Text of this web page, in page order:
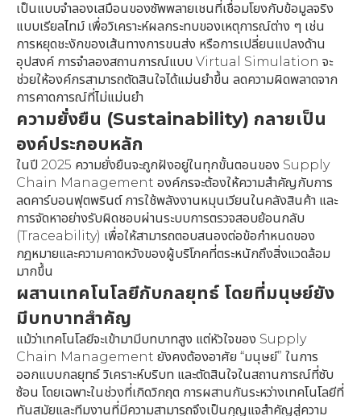
เป็นแบบจำลองเสมือนของซัพพลายเชนที่เชื่อมโยงกับข้อมูลจริง
แบบเรียลไทม์ เพื่อวิเคราะห์ผลกระทบของเหตุการณ์ต่าง ๆ เช่น
การหยุดชะงักของเส้นทางการขนส่ง หรือการเปลี่ยนแปลงด้าน
อุปสงค์ การจำลองสถานการณ์แบบ Virtual Simulation จะ
ช่วยให้องค์กรสามารถตัดสินใจได้แม่นยำขึ้น ลดความผิดพลาดจาก
การคาดการณ์ที่ไม่แม่นยำ
ความยั่งยืน (Sustainability) กลายเป็น
องค์ประกอบหลัก
ในปี 2025 ความยั่งยืนจะถูกฝังอยู่ในทุกขั้นตอนของ Supply
Chain Management องค์กรจะต้องให้ความสำคัญกับการ
ลดคาร์บอนฟุตพรินต์ การใช้พลังงานหมุนเวียนในคลังสินค้า และ
การจัดหาอย่างรับผิดชอบผ่านระบบการตรวจสอบย้อนกลับ
(Traceability) เพื่อให้สามารถตอบสนองต่อข้อกำหนดของ
กฎหมายและความคาดหวังของผู้บริโภคที่ตระหนักถึงสิ่งแวดล้อม
มากขึ้น
ผสานเทคโนโลยีกับกลยุทธ์ โดยที่มนุษย์ยัง
มีบทบาทสำคัญ
แม้ว่าเทคโนโลยีจะเข้ามามีบทบาทสูง แต่หัวใจของ Supply
Chain Management ยังคงต้องอาศัย “มนุษย์” ในการ
ออกแบบกลยุทธ์ วิเคราะห์บริบท และตัดสินใจในสถานการณ์ที่ซับ
ซ้อน โดยเฉพาะในช่วงที่เกิดวิกฤต การผสานกันระหว่างเทคโนโลยีที่
ทันสมัยและทีมงานที่มีความสามารถจึงเป็นกุญแจสำคัญสู่ความ